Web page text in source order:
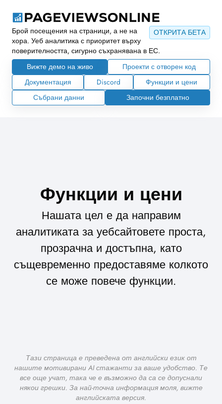
ОТКРИТА БЕТА
Брой посещения на страници, а не на
хора. Уеб аналитика с приоритет върху
поверителността, сигурно съхранявана в ЕС.
Вижте демо на живо
Проекти с отворен код
Документация
Discord
Функции и цени
Събрани данни
Започни безплатно
Функции и цени
Нашата цел е да направим
аналитиката за уебсайтовете проста,
прозрачна и достъпна, като
същевременно предоставяме колкото
се може повече функции.
Тази страница е преведена от английски език от
нашите мотивирани AI стажанти за ваше удобство. Те
все още учат, така че е възможно да са се допуснали
някои грешки. За най-точна информация моля, вижте
английската версия.